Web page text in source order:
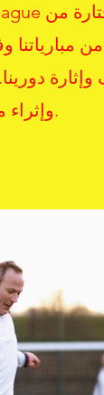
مبارياتنا
دورينا.
وإثراء معرضنا بتجاربكم.